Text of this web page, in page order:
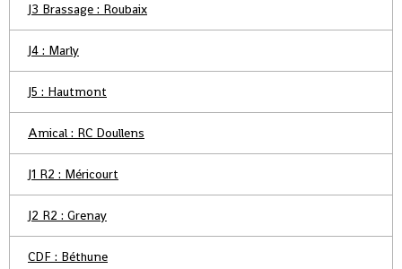
J3 Brassage : Roubaix
J4 : Marly
J5 : Hautmont
Amical : RC Doullens
J1 R2 : Méricourt
J2 R2 : Grenay
CDF : Béthune